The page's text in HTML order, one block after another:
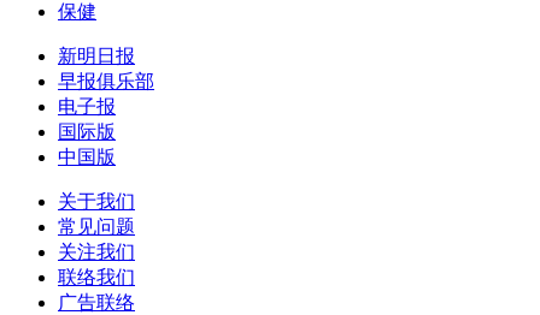
保健
新明日报
早报俱乐部
电子报
国际版
中国版
关于我们
常见问题
关注我们
联络我们
广告联络